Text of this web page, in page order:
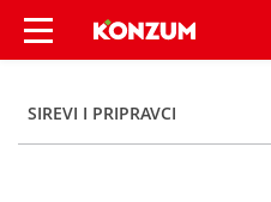
K Plus
SIREVI I PRIPRAVCI